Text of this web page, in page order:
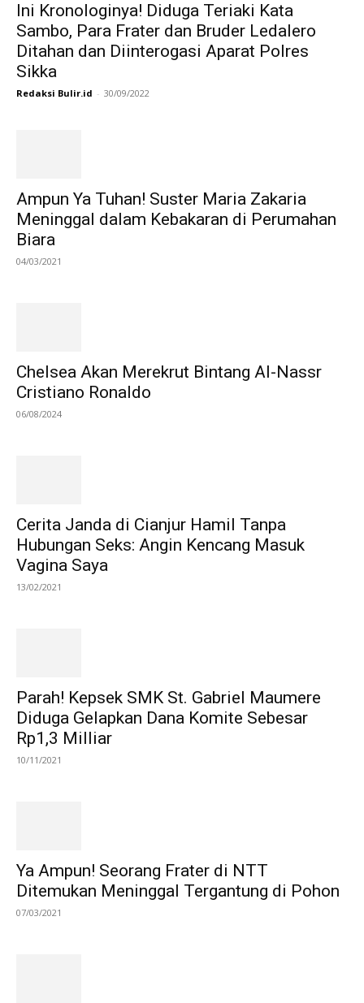
Ini Kronologinya! Diduga Teriaki Kata
Sambo, Para Frater dan Bruder Ledalero
Ditahan dan Diinterogasi Aparat Polres
Sikka
Redaksi Bulir.id - 30/09/2022
Ampun Ya Tuhan! Suster Maria Zakaria
Meninggal dalam Kebakaran di Perumahan
Biara
04/03/2021
Chelsea Akan Merekrut Bintang Al-Nassr
Cristiano Ronaldo
06/08/2024
Cerita Janda di Cianjur Hamil Tanpa
Hubungan Seks: Angin Kencang Masuk
Vagina Saya
13/02/2021
Parah! Kepsek SMK St. Gabriel Maumere
Diduga Gelapkan Dana Komite Sebesar
Rp1,3 Milliar
10/11/2021
Ya Ampun! Seorang Frater di NTT
Ditemukan Meninggal Tergantung di Pohon
07/03/2021